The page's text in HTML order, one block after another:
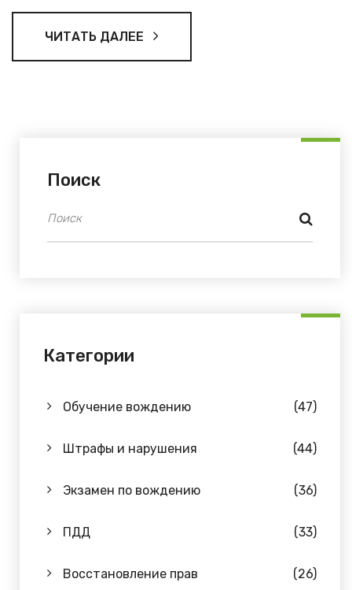
ЧИТАТЬ ДАЛЕЕ
Поиск
Категории
Обучение вождению (47)
Штрафы и нарушения (44)
Экзамен по вождению (36)
ПДД (33)
Восстановление прав (26)